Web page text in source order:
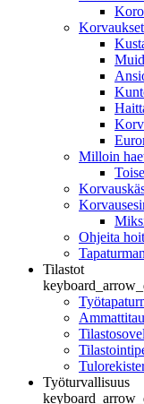
Korvaukset
Milloin
Ohjeita
Tilastot
Työturvallisuus